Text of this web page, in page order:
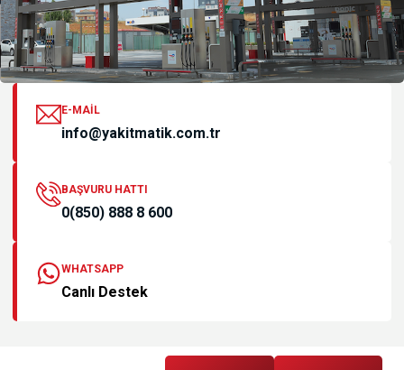
E-MAIL
info@yakitmatik.com.tr
BAŞVURU HATTI
0(850) 888 8 600
WHATSAPP
Canlı Destek